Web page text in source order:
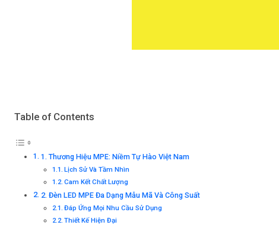
Table of Contents
1. Thương Hiệu MPE: Niềm Tự Hào Việt Nam
Lịch Sử Và Tầm Nhìn
Cam Kết Chất Lượng
2. Đèn LED MPE Đa Dạng Mẫu Mã Và Công Suất
Đáp Ứng Mọi Nhu Cầu Sử Dụng
Thiết Kế Hiện Đại